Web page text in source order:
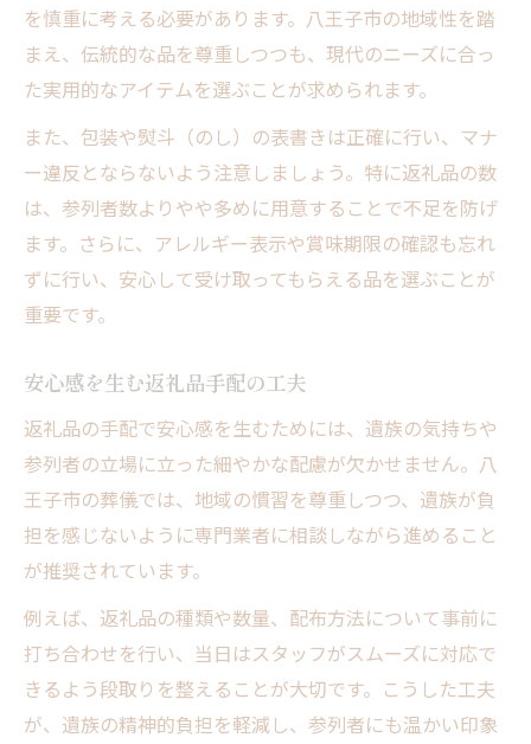
を慎重に考える必要があります。八王子市の地域性を踏
まえ、伝統的な品を尊重しつつも、現代のニーズに合っ
た実用的なアイテムを選ぶことが求められます。
また、包装や熨斗（のし）の表書きは正確に行い、マナ
ー違反とならないよう注意しましょう。特に返礼品の数
は、参列者数よりやや多めに用意することで不足を防げ
ます。さらに、アレルギー表示や賞味期限の確認も忘れ
ずに行い、安心して受け取ってもらえる品を選ぶことが
重要です。
安心感を生む返礼品手配の工夫
返礼品の手配で安心感を生むためには、遺族の気持ちや
参列者の立場に立った細やかな配慮が欠かせません。八
王子市の葬儀では、地域の慣習を尊重しつつ、遺族が負
担を感じないように専門業者に相談しながら進めること
が推奨されています。
例えば、返礼品の種類や数量、配布方法について事前に
打ち合わせを行い、当日はスタッフがスムーズに対応で
きるよう段取りを整えることが大切です。こうした工夫
が、遺族の精神的負担を軽減し、参列者にも温かい印象